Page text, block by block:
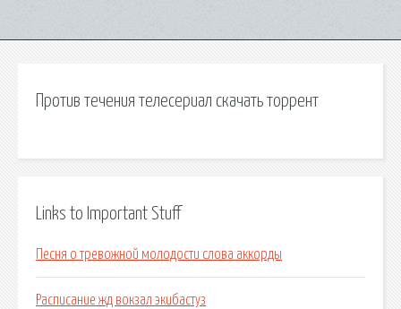
Против течения телесериал скачать торрент
Links to Important Stuff
Песня о тревожной молодости слова аккорды
Расписание жд вокзал экибастуз